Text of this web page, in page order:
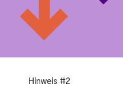
Hinweis #2